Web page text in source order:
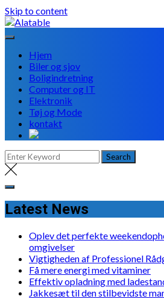
Skip to content
Hjem
Biler og sjov
Boligindretning
Computer og IT
Elektronik
Tøj og Mode
kontakt
Latest News
Oplev det perfekte
omgivelser
Vigtigheden af Professionel
Få mere energi med vitaminer
Effektiv opladning med
Jakkesæt til den stilbevidste